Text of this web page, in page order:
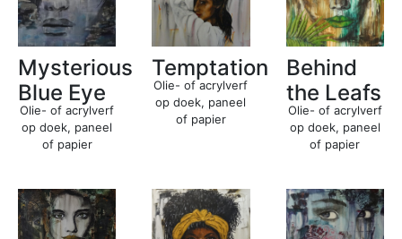
Mysterious
Blue Eye
Olie- of acrylverf
op doek, paneel
of papier
Temptation
Olie- of acrylverf
op doek, paneel
of papier
Behind
the Leafs
Olie- of acrylverf
op doek, paneel
of papier